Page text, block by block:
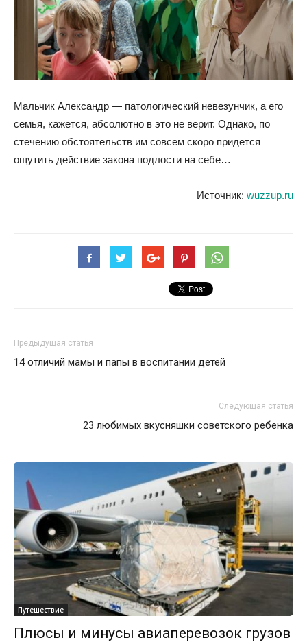
Мальчик Александр — патологический невезунчик, а его
семья, кажется, абсолютно в это не верит. Однако, по
стечению обстоятельств им совсем скоро придется
ощутить действие закона подлости на себе…
Источник: wuzzup.ru
Предыдущая статья
14 отличий мамы и папы в воспитании детей
Следующая статья
23 любимых вкусняшки советского ребенка
Путешествие
Плюсы и минусы авиаперевозок грузов